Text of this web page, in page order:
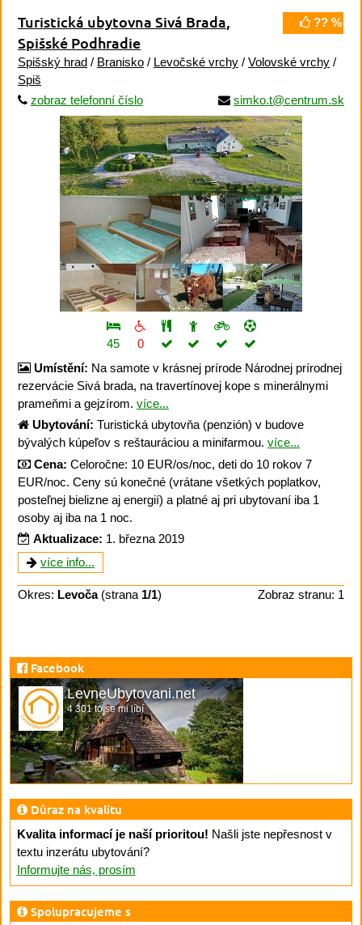
?? %
Turistická ubytovna Sivá Brada,
Spišské Podhradie
Spišský hrad / Branisko / Levočské vrchy / Volovské vrchy /
Spiš
zobraz telefonní číslo
simko.t@centrum.sk
45
0
Umístění: Na samote v krásnej prírode Národnej prírodnej
rezervácie Sivá brada, na travertínovej kope s minerálnymi
prameňmi a gejzírom. více...
Ubytování: Turistická ubytovňa (penzión) v budove
bývalých kúpeľov s reštauráciou a minifarmou. více...
Cena: Celoročne: 10 EUR/os/noc, deti do 10 rokov 7
EUR/noc. Ceny sú konečné (vrátane všetkých poplatkov,
posteľnej bielizne aj energií) a platné aj pri ubytovaní iba 1
osoby aj iba na 1 noc.
Aktualizace: 1. března 2019
více info...
Okres: Levoča(strana 1/1) Zobraz stranu: 1
Facebook
LevneUbytovani.net
4 301 to se mi líbí
Důraz na kvalitu
Kvalita informací je naší prioritou! Našli jste nepřesnost v
textu inzerátu ubytování?
Informujte nás, prosím
Spolupracujeme s